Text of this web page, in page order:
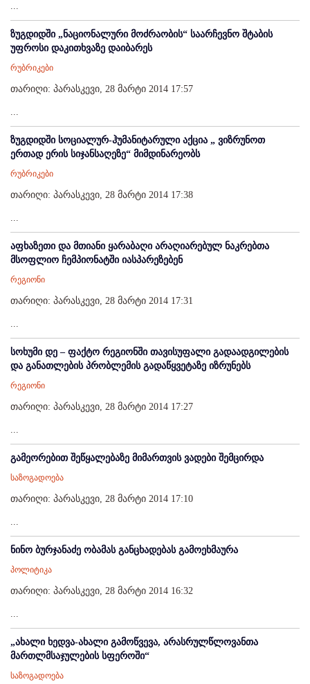
...
ზუგდიდში „ნაციონალური მოძრაობის“ საარჩევნო შტაბის
უფროსი დაკითხვაზე დაიბარეს
რუბრიკები
თარიღი: პარასკევი, 28 მარტი 2014 17:57
...
ზუგდიდში სოციალურ-ჰუმანიტარული აქცია „ ვიზრუნოთ
ერთად ერის სიჯანსაღეზე“ მიმდინარეობს
რუბრიკები
თარიღი: პარასკევი, 28 მარტი 2014 17:38
...
აფხაზეთი და მთიანი ყარაბაღი არაღიარებულ ნაკრებთა
მსოფლიო ჩემპიონატში იასპარეზებენ
რეგიონი
თარიღი: პარასკევი, 28 მარტი 2014 17:31
...
სოხუმი დე – ფაქტო რეგიონში თავისუფალი გადაადგილების
და განათლების პრობლემის გადაწყვეტაზე იზრუნებს
რეგიონი
თარიღი: პარასკევი, 28 მარტი 2014 17:27
...
გამეორებით შეწყალებაზე მიმართვის ვადები შემცირდა
საზოგადოება
თარიღი: პარასკევი, 28 მარტი 2014 17:10
...
ნინო ბურჯანაძე ობამას განცხადებას გამოეხმაურა
პოლიტიკა
თარიღი: პარასკევი, 28 მარტი 2014 16:32
...
„ახალი ხედვა-ახალი გამოწვევა, არასრულწლოვანთა
მართლმსაჯულების სფეროში“
საზოგადოება